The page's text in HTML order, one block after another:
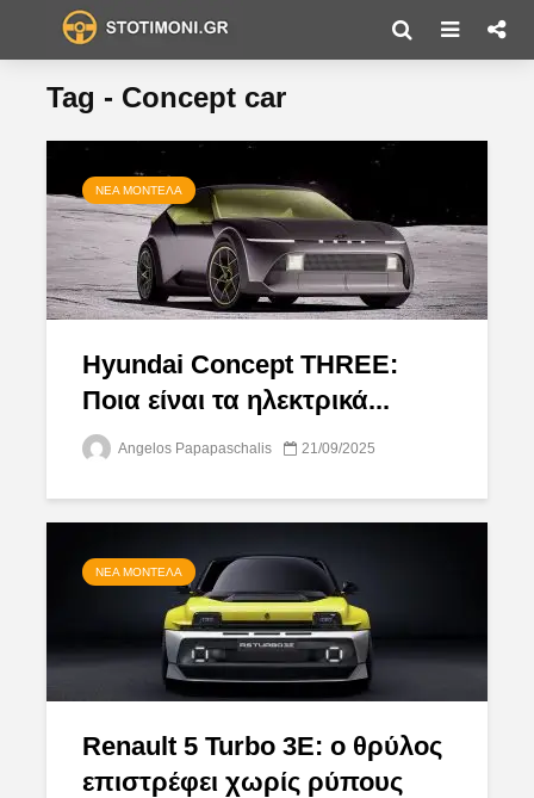
Tag - Concept car
ΝΈΑ ΜΟΝΤΈΛΑ
Hyundai Concept THREE:
Ποια είναι τα ηλεκτρικά...
Angelos Papapaschalis 21/09/2025
ΝΈΑ ΜΟΝΤΈΛΑ
Renault 5 Turbo 3E: ο θρύλος
επιστρέφει χωρίς ρύπους